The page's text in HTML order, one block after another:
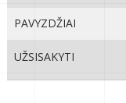
PAVYZDŽIAI
UŽSISAKYTI